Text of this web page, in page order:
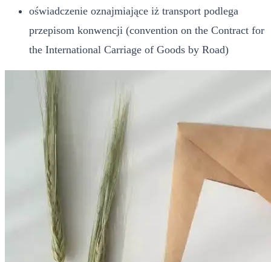
oświadczenie oznajmiające iż transport podlega
przepisom konwencji (convention on the Contract for
the International Carriage of Goods by Road)